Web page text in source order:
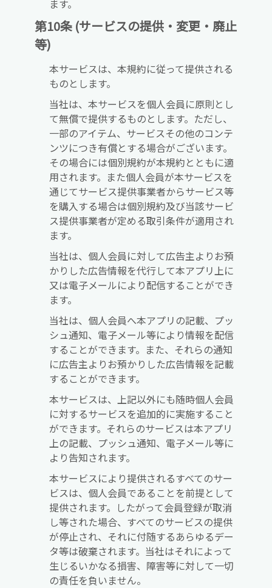
ます。
第10条 (サービスの提供・変更・廃止
等)
本サービスは、本規約に従って提供される
ものとします。
当社は、本サービスを個人会員に原則とし
て無償で提供するものとします。ただし、
一部のアイテム、サービスその他のコンテ
ンツにつき有償とする場合がございます。
その場合には個別規約が本規約とともに適
用されます。また個人会員が本サービスを
通じてサービス提供事業者からサービス等
を購入する場合は個別規約及び当該サービ
ス提供事業者が定める取引条件が適用され
ます。
当社は、個人会員に対して広告主よりお預
かりした広告情報を代行して本アプリ上に
又は電子メールにより配信することができ
ます。
当社は、個人会員へ本アプリの記載、プッ
シュ通知、電子メール等により情報を配信
することができます。また、それらの通知
に広告主よりお預かりした広告情報を記載
することができます。
本サービスは、上記以外にも随時個人会員
に対するサービスを追加的に実施すること
ができます。それらのサービスは本アプリ
上の記載、プッシュ通知、電子メール等に
より告知されます。
本サービスにより提供されるすべてのサー
ビスは、個人会員であることを前提として
提供されます。したがって会員登録が取消
し等された場合、すべてのサービスの提供
が停止され、それに付随するあらゆるデー
タ等は破棄されます。当社はそれによって
生じるいかなる損害、障害等に対して一切
の責任を負いません。